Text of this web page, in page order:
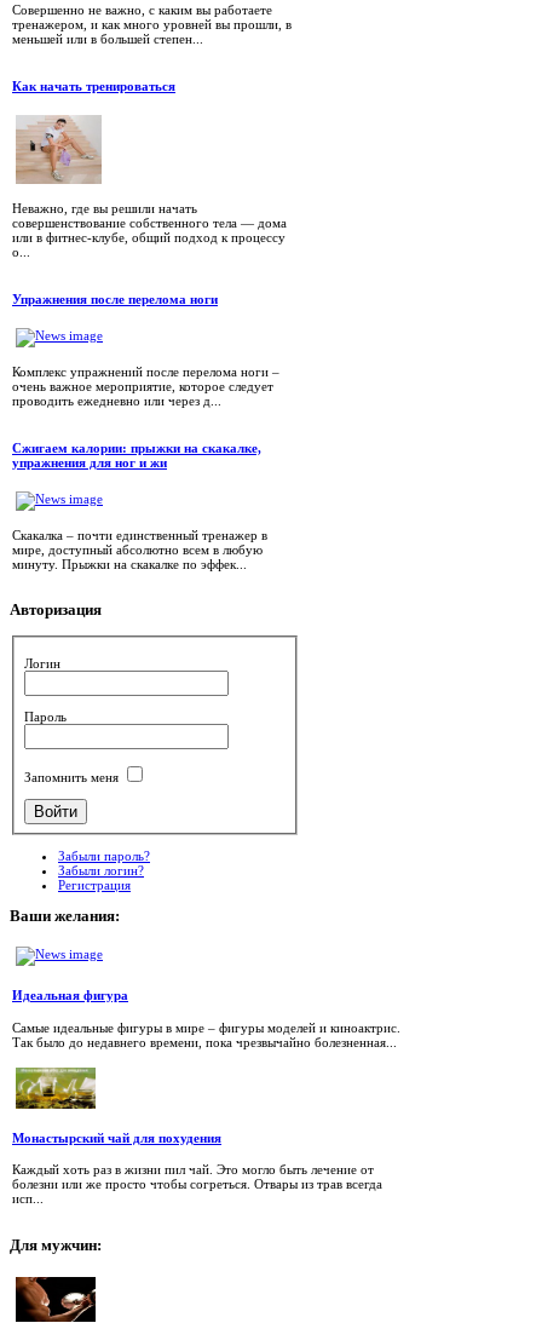
Совершенно не важно, с каким вы работаете
тренажером, и как много уровней вы прошли, в
меньшей или в большей степен...
Как начать тренироваться
Неважно, где вы решили начать
совершенствование собственного тела — дома
или в фитнес-клубе, общий подход к процессу
о...
Упражнения после перелома ноги
Комплекс упражнений после перелома ноги –
очень важное мероприятие, которое следует
проводить ежедневно или через д...
Сжигаем калории: прыжки на скакалке,
упражнения для ног и жи
Скакалка – почти единственный тренажер в
мире, доступный абсолютно всем в любую
минуту. Прыжки на скакалке по эффек...
Авторизация
Логин
Пароль
Запомнить меня
Забыли пароль?
Забыли логин?
Регистрация
Ваши желания:
Идеальная фигура
Самые идеальные фигуры в мире – фигуры моделей и киноактрис.
Так было до недавнего времени, пока чрезвычайно болезненная...
Монастырский чай для похудения
Каждый хоть раз в жизни пил чай. Это могло быть лечение от
болезни или же просто чтобы согреться. Отвары из трав всегда
исп...
Для мужчин: